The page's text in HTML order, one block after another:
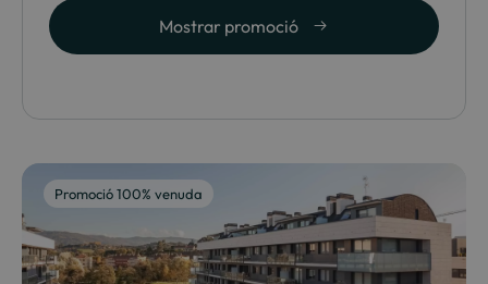
Mostrar promoció
Promoció 100% venuda